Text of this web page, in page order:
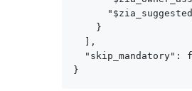
    }
  ],
"skip_mandatory":
}